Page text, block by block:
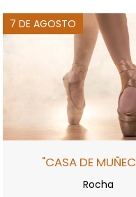
7 DE AGOSTO
"CASA DE
Rocha